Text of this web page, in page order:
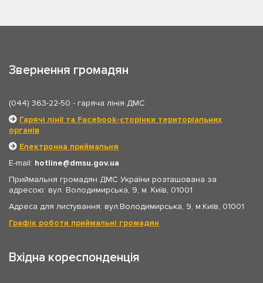
Звернення громадян
(044) 363-22-50 - гаряча лінія ДМС
Гарячі лінії та Facebook-сторінки територіальних
органів
Електронна приймальня
E-mail: hotline
dmsu.gov.ua
Приймальня громадян ДМС України розташована за
адресою: вул. Володимирська, 9, м. Київ, 01001
Адреса для листування: вул.Володимирська, 9, м.Київ, 01001
Графік роботи приймальні громадян
Вхідна кореспонденція